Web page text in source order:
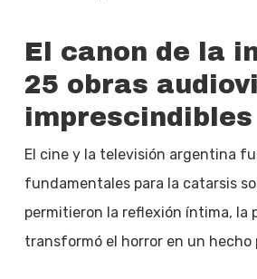
El canon de la
25 obras
imprescindibles
El cine y la televisión argentina
fundamentales para la catarsis
permitieron la reflexión íntima, la
transformó el horror en un hecho